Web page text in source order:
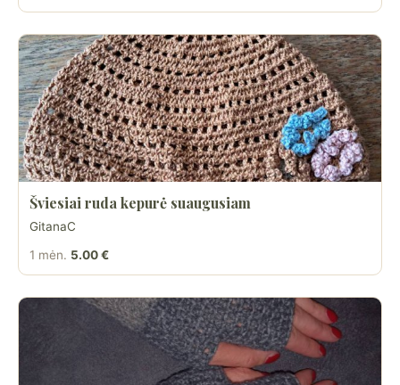
Šviesiai ruda kepurė suaugusiam
GitanaC
1 mėn. 5.00 €